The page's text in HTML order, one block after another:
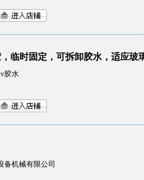
临时固定，可拆卸胶水，适应玻
胶水
备机械有限公司